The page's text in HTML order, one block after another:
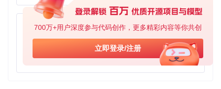
700万+用户深度参与代码创作，更多精彩内容等你共创
立即登录/注册
py-xiaozhi
基于Python的Xiaozhi AI，适用于想要完整Xiaozhi体验而无需拥有专用硬件的用户。
Python
0 1